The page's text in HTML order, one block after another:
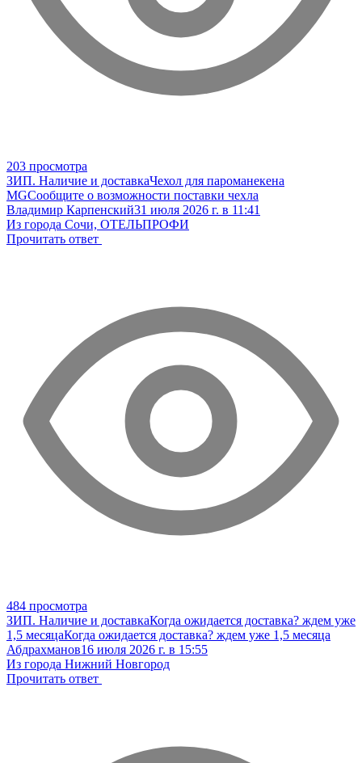
203 просмотра
ЗИП. Наличие и доставкаЧехол для пароманекена
MGСообщите о возможности поставки чехла
Владимир Карпенский31 июля 2026 г. в 11:41
Из города Сочи, ОТЕЛЬПРОФИ
Прочитать ответ
484 просмотра
ЗИП. Наличие и доставкаКогда ожидается доставка? ждем уже
1,5 месяцаКогда ожидается доставка? ждем уже 1,5 месяца
Абдрахманов16 июля 2026 г. в 15:55
Из города Нижний Новгород
Прочитать ответ